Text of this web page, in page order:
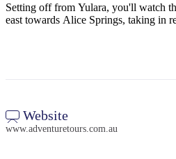
Setting off from Yulara, you'll watch
east towards Alice Springs, taking in
Website
www.adventuretours.com.au